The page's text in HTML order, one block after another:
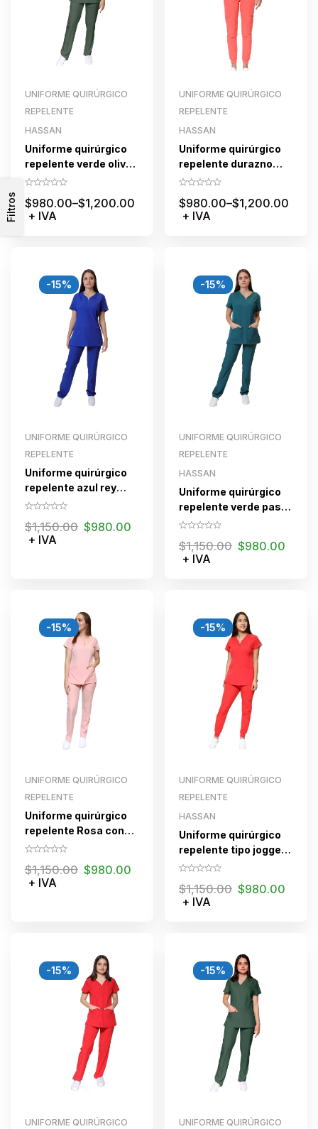
Filtros
UNIFORME QUIRÚRGICO
REPELENTE
HASSAN
Uniforme quirúrgico
repelente verde olivo
para dama
$980.00–$1,200.00
+ IVA
UNIFORME QUIRÚRGICO
REPELENTE
HASSAN
Uniforme quirúrgico
repelente durazno
para dama con cierre
$980.00–$1,200.00
+ IVA
-15%
UNIFORME QUIRÚRGICO
REPELENTE
Uniforme quirúrgico
repelente azul rey
para dama con cierre
$1,150.00 $980.00
+ IVA
-15%
UNIFORME QUIRÚRGICO
REPELENTE
HASSAN
Uniforme quirúrgico
repelente verde pasto
para dama con cierre
$1,150.00 $980.00
+ IVA
-15%
UNIFORME QUIRÚRGICO
REPELENTE
Uniforme quirúrgico
repelente Rosa con
cierre para dama
$1,150.00 $980.00
+ IVA
-15%
UNIFORME QUIRÚRGICO
REPELENTE
HASSAN
Uniforme quirúrgico
repelente tipo jogger
ROJO con cierre para
$1,150.00 $980.00
+ IVA
-15%
UNIFORME QUIRÚRGICO
-15%
UNIFORME QUIRÚRGICO